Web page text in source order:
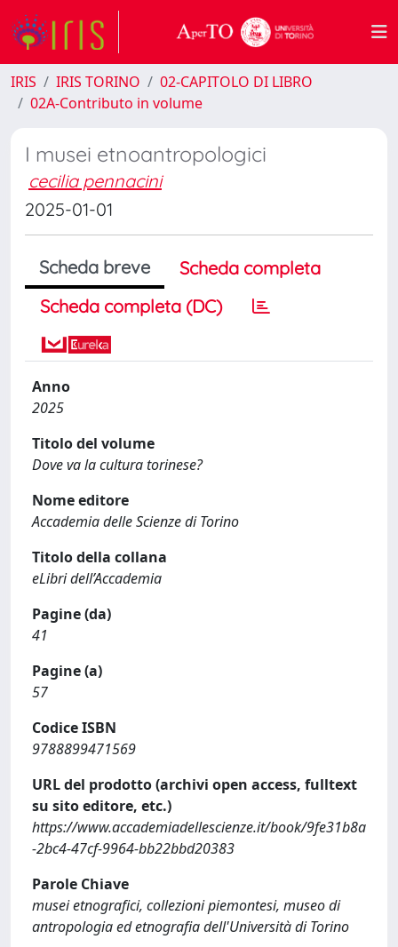
IRIS IRIS TORINO
02-CAPITOLO DI LIBRO
02A-Contributo in volume
I musei etnoantropologici
cecilia pennacini
2025-01-01
Scheda breve
Scheda completa
Scheda completa (DC)
Anno
2025
Titolo del volume
Dove va la cultura torinese?
Nome editore
Accademia delle Scienze di Torino
Titolo della collana
eLibri dell’Accademia
Pagine (da)
41
Pagine (a)
57
Codice ISBN
9788899471569
URL del prodotto (archivi open access, fulltext
su sito editore, etc.)
https://www.accademiadellescienze.it/book/9fe31b8a
-2bc4-47cf-9964-bb22bbd20383
Parole Chiave
musei etnografici, collezioni piemontesi, museo di
antropologia ed etnografia dell'Università di Torino